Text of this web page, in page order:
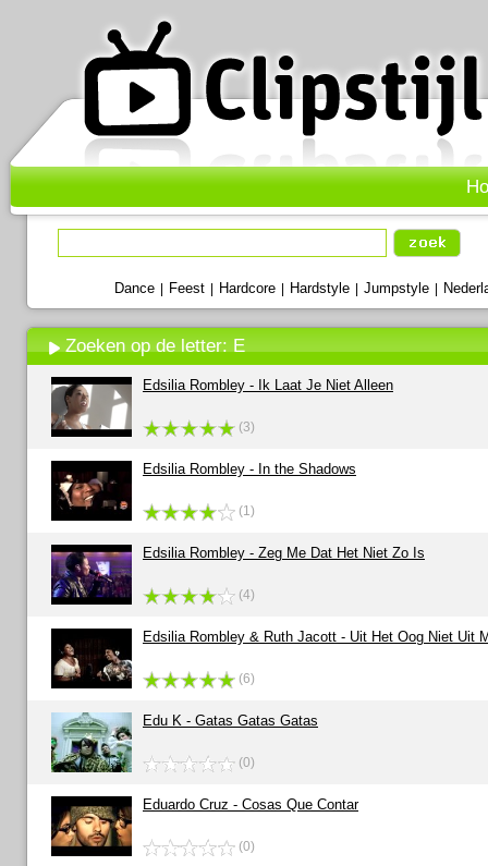
Dance Feest Hardcore Hardstyle Jumpstyle
Zoeken op de letter: E
Edsilia Rombley - Ik Laat Je Niet Alleen
(3)
Edsilia Rombley - In the Shadows
(1)
Edsilia Rombley - Zeg Me Dat Het Niet Zo Is
(4)
Edsilia Rombley & Ruth Jacott - Uit Het Oog Niet Uit
(6)
Edu K - Gatas Gatas Gatas
(0)
Eduardo Cruz - Cosas Que Contar
(0)